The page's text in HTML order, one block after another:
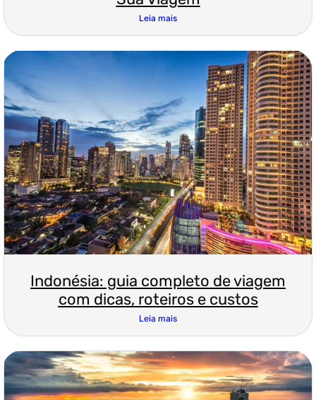
Leia mais
Indonésia: guia completo de viagem
com dicas, roteiros e custos
Leia mais